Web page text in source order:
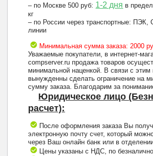
– по Москве 500 руб: 1-2 дня в
кг
– по России через транспортные:
линии
Минимальная сумма заказа: 2000
Уважаемые покупатели, в интернет-
compserver.ru продажа товаров
минимальной наценкой. В связи с
вынужденны сделать ограничение на
сумму заказа. Благодарим за
Юридическое лицо
расчет):
После оформления заказа Вы
электронную почту счет, который
через Ваш онлайн банк или в
Цены указаны с НДС, по